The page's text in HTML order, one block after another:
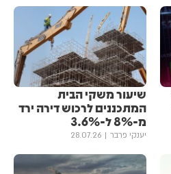
שיעור משקי הבית
המתכננים לרכוש דירה ירד
מ-8% ל-3.6%
יענקי פרבר 28.07.26